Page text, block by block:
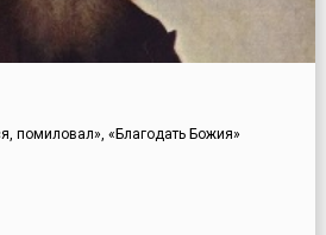
помиловал», «Благодать Божия»